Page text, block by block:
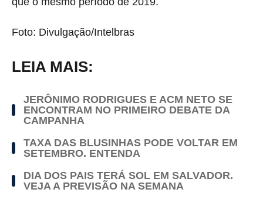
Foto: Divulgação/Intelbras
LEIA MAIS:
JERÔNIMO RODRIGUES E ACM NETO SE
ENCONTRAM NO PRIMEIRO DEBATE DA
CAMPANHA
TAXA DAS BLUSINHAS PODE VOLTAR EM
SETEMBRO. ENTENDA
DIA DOS PAIS TERÁ SOL EM SALVADOR.
VEJA A PREVISÃO NA SEMANA